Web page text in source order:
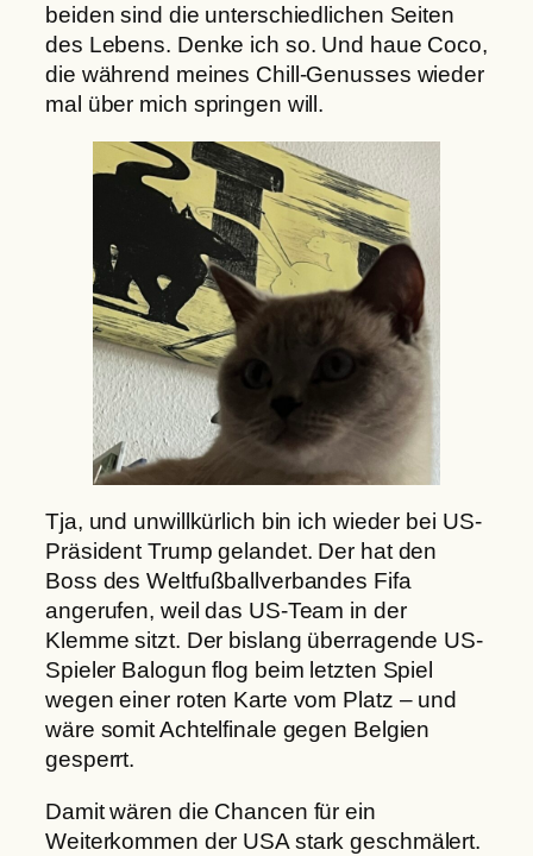
beiden sind die unterschiedlichen Seiten
des Lebens. Denke ich so. Und haue Coco,
die während meines Chill-Genusses wieder
mal über mich springen will.
Tja, und unwillkürlich bin ich wieder bei US-
Präsident Trump gelandet. Der hat den
Boss des Weltfußballverbandes Fifa
angerufen, weil das US-Team in der
Klemme sitzt. Der bislang überragende US-
Spieler Balogun flog beim letzten Spiel
wegen einer roten Karte vom Platz – und
wäre somit Achtelfinale gegen Belgien
gesperrt.
Damit wären die Chancen für ein
Weiterkommen der USA stark geschmälert.